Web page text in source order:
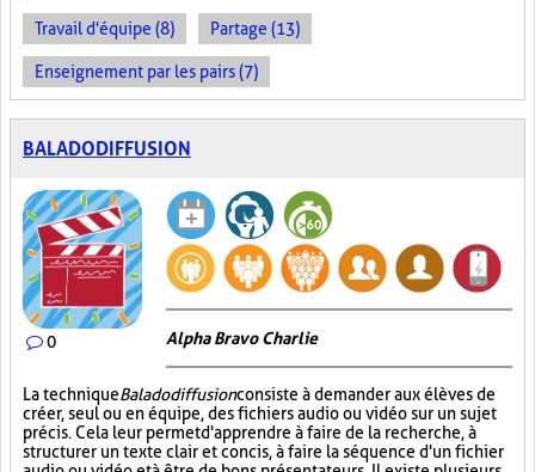
Travail d'équipe (8) Partage (13)
Enseignement par les pairs (7)
BALADODIFFUSION
0 Alpha Bravo Charlie
La techniqueBaladodiffusionconsiste à demander aux élèves de
créer, seul ou en équipe, des fichiers audio ou vidéo sur un sujet
précis. Cela leur permet d'apprendre à faire de la recherche, à
structurer un texte clair et concis, à faire la séquence d'un fichier